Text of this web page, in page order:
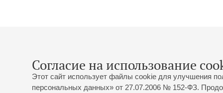
Согласие на использование
Этот сайт использует файлы cookie для улучшения
персональных данных» от 27.07.2006 № 152-ФЗ.